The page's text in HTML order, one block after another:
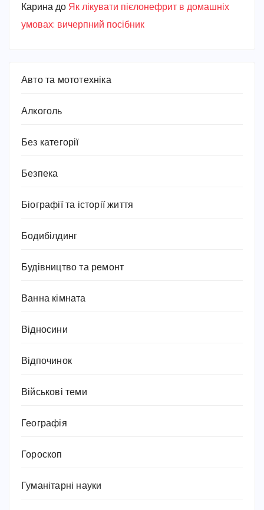
Карина до Як лікувати пієлонефрит в домашніх
умовах: вичерпний посібник
Авто та мототехніка
Алкоголь
Без категорії
Безпека
Біографії та історії життя
Бодибілдинг
Будівництво та ремонт
Ванна кімната
Відносини
Відпочинок
Військові теми
Географія
Гороскоп
Гуманітарні науки